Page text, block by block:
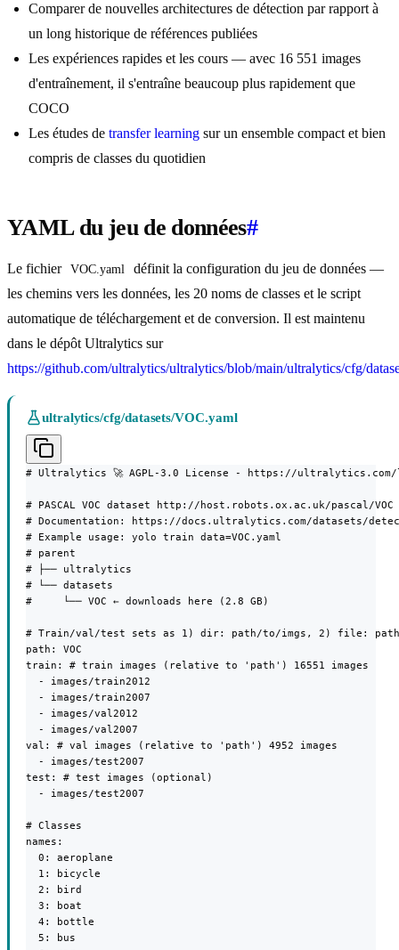
Comparer de nouvelles architectures de détection par rapport à
un long historique de références publiées
Les expériences rapides et les cours — avec 16 551 images
d'entraînement, il s'entraîne beaucoup plus rapidement que
COCO
Les études de transfer learning sur un ensemble compact et bien
compris de classes du quotidien
YAML du jeu de données#
Le fichier VOC.yaml
définit la configuration du jeu de données —
les chemins vers les données, les 20 noms de classes et le script
automatique de téléchargement et de conversion. Il est maintenu
dans le dépôt Ultralytics sur
https://github.com/ultralytics/ultralytics/blob/main/ultralytics/cfg/
ultralytics/cfg/datasets/VOC.yaml
# Ultralytics 🚀 AGPL-3.0 License - https://ultralytics.com/
# PASCAL VOC dataset http://host.robots.ox.ac.uk/pascal/
# Documentation: https://docs.ultralytics.com/datasets/
# Example usage: yolo train data=VOC.yaml
# parent
# ├── ultralytics
# └── datasets
#     └── VOC ← downloads here (2.8 GB)
# Train/val/test sets as 1) dir: path/to/imgs, 2) file:
path: VOC
train: # train images (relative to 'path') 16551 images
  - images/train2012
  - images/train2007
  - images/val2012
  - images/val2007
val: # val images (relative to 'path') 4952 images
  - images/test2007
test: # test images (optional)
  - images/test2007
# Classes
names:
  0: aeroplane
  1: bicycle
  2: bird
  3: boat
  4: bottle
  5: bus